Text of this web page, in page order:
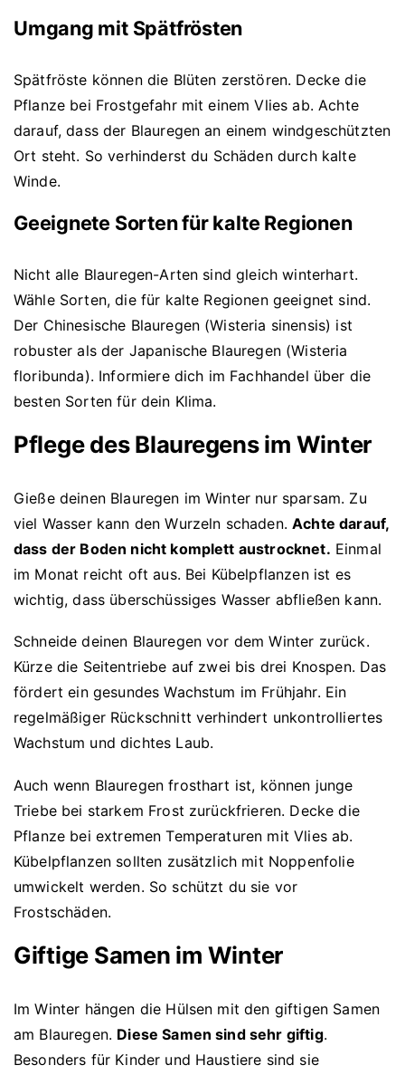
Umgang mit Spätfrösten
Spätfröste können die Blüten zerstören. Decke die
Pflanze bei Frostgefahr mit einem Vlies ab. Achte
darauf, dass der Blauregen an einem windgeschützten
Ort steht. So verhinderst du Schäden durch kalte
Winde.
Geeignete Sorten für kalte Regionen
Nicht alle Blauregen-Arten sind gleich winterhart.
Wähle Sorten, die für kalte Regionen geeignet sind.
Der Chinesische Blauregen (Wisteria sinensis) ist
robuster als der Japanische Blauregen (Wisteria
floribunda). Informiere dich im Fachhandel über die
besten Sorten für dein Klima.
Pflege des Blauregens im Winter
Gieße deinen Blauregen im Winter nur sparsam. Zu
viel Wasser kann den Wurzeln schaden.Achte darauf,
dass der Boden nicht komplett austrocknet. Einmal
im Monat reicht oft aus. Bei Kübelpflanzen ist es
wichtig, dass überschüssiges Wasser abfließen kann.
Schneide deinen Blauregen vor dem Winter zurück.
Kürze die Seitentriebe auf zwei bis drei Knospen. Das
fördert ein gesundes Wachstum im Frühjahr. Ein
regelmäßiger Rückschnitt verhindert unkontrolliertes
Wachstum und dichtes Laub.
Auch wenn Blauregen frosthart ist, können junge
Triebe bei starkem Frost zurückfrieren. Decke die
Pflanze bei extremen Temperaturen mit Vlies ab.
Kübelpflanzen sollten zusätzlich mit Noppenfolie
umwickelt werden. So schützt du sie vor
Frostschäden.
Giftige Samen im Winter
Im Winter hängen die Hülsen mit den giftigen Samen
am Blauregen. Diese Samen sind sehr giftig.
Besonders für Kinder und Haustiere sind sie